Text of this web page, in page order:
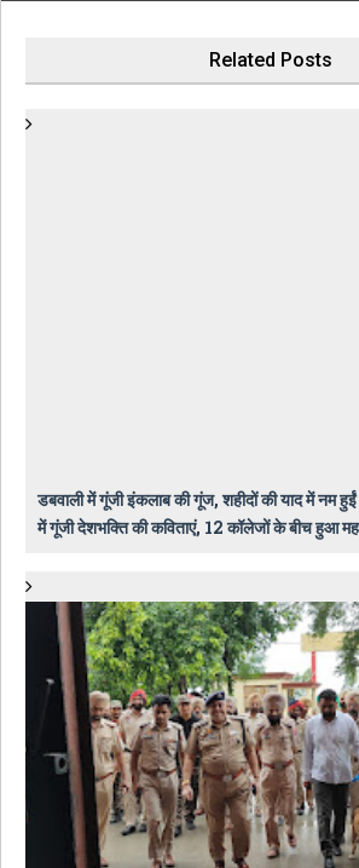
Related Posts
डबवाली में गूंजी इंकलाब की गूंज, शहीदों की याद में
में गूंजी देशभक्ति की कविताएं, 12 कॉलेजों के बीच हुआ